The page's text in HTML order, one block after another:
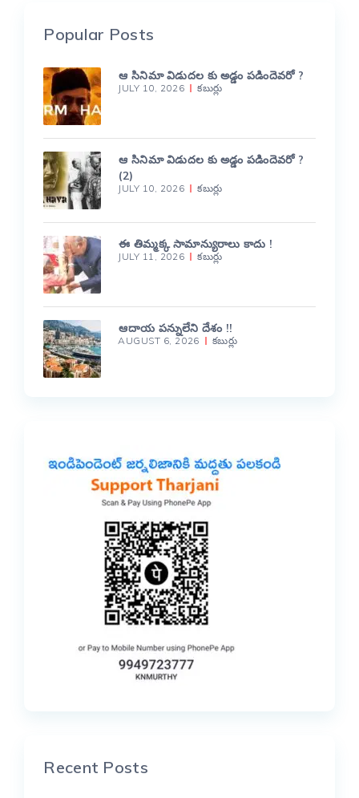
Popular Posts
ఆ సినిమా విడుదల కు అడ్డం పడిందెవరో ?
JULY 10, 2026 కబుర్లు
ఆ సినిమా విడుదల కు అడ్డం పడిందెవరో ?
(2)
JULY 10, 2026 కబుర్లు
ఈ తిమ్మక్క సామాన్యురాలు కాదు !
JULY 11, 2026 కబుర్లు
ఆదాయ పన్నులేని దేశం !!
AUGUST 6, 2026 కబుర్లు
Recent Posts